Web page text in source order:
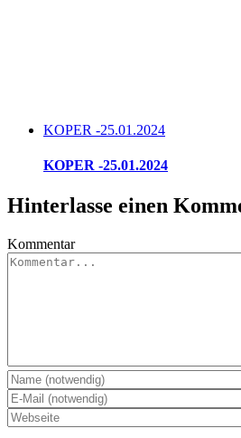
KOPER -25.01.2024
KOPER -25.01.2024
Hinterlasse einen
Kommentar